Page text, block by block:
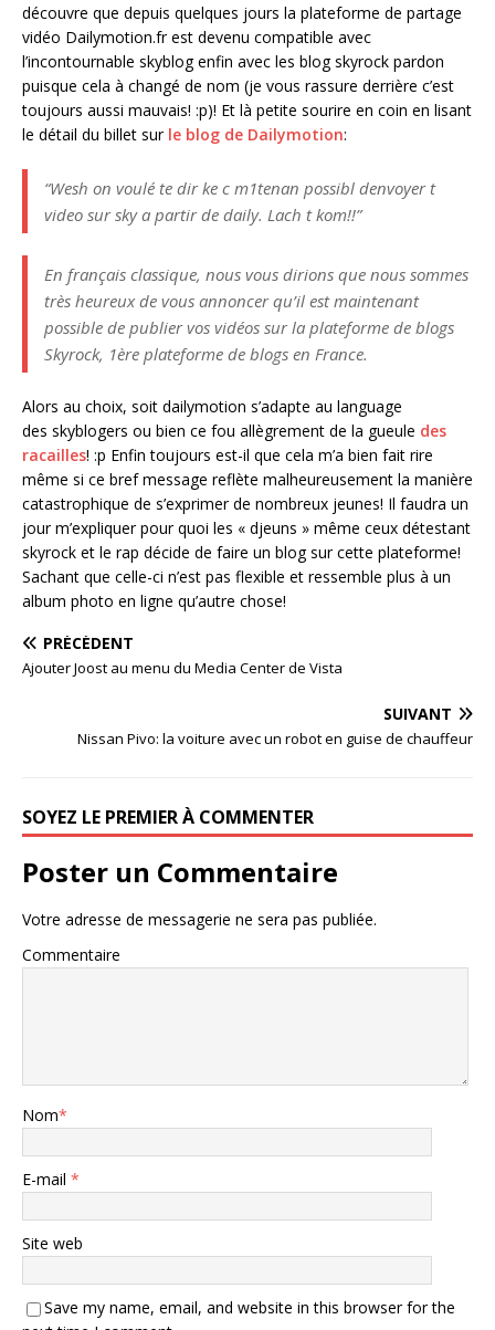
découvre que depuis quelques jours la plateforme de partage
vidéo Dailymotion.fr est devenu compatible avec
l’incontournable skyblog enfin avec les blog skyrock pardon
puisque cela à changé de nom (je vous rassure derrière c’est
toujours aussi mauvais! :p)! Et là petite sourire en coin en lisant
le détail du billet sur le blog de Dailymotion:
“Wesh on voulé te dir ke c m1tenan possibl denvoyer t
video sur sky a partir de daily. Lach t kom!!”
En français classique, nous vous dirions que nous sommes
très heureux de vous annoncer qu’il est maintenant
possible de publier vos vidéos sur la plateforme de blogs
Skyrock, 1ère plateforme de blogs en France.
Alors au choix, soit dailymotion s’adapte au language
des skyblogers ou bien ce fou allègrement de la gueule des
racailles! :p Enfin toujours est-il que cela m’a bien fait rire
même si ce bref message reflète malheureusement la manière
catastrophique de s’exprimer de nombreux jeunes! Il faudra un
jour m’expliquer pour quoi les « djeuns » même ceux détestant
skyrock et le rap décide de faire un blog sur cette plateforme!
Sachant que celle-ci n’est pas flexible et ressemble plus à un
album photo en ligne qu’autre chose!
PRÉCÉDENT
Ajouter Joost au menu du Media Center de Vista
SUIVANT
Nissan Pivo: la voiture avec un robot en guise de chauffeur
SOYEZ LE PREMIER À COMMENTER
Poster un Commentaire
Votre adresse de messagerie ne sera pas publiée.
Commentaire
Nom*
E-mail *
Site web
Save my name, email, and website in this browser for the